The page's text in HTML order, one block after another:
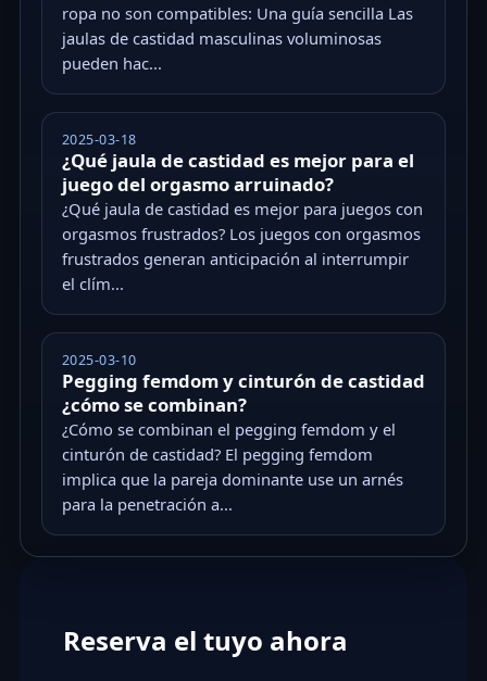
ropa no son compatibles: Una guía sencilla Las
jaulas de castidad masculinas voluminosas
pueden hac...
2025-03-18
¿Qué jaula de castidad es mejor para el
juego del orgasmo arruinado?
¿Qué jaula de castidad es mejor para juegos con
orgasmos frustrados? Los juegos con orgasmos
frustrados generan anticipación al interrumpir
el clím...
2025-03-10
Pegging femdom y cinturón de castidad
¿cómo se combinan?
¿Cómo se combinan el pegging femdom y el
cinturón de castidad? El pegging femdom
implica que la pareja dominante use un arnés
para la penetración a...
Reserva el tuyo ahora